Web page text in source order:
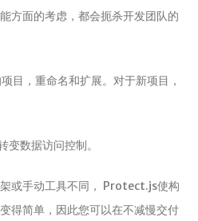
方面的考虑，都会扼杀开发团队的
，重命名和扩展。对于新项目，
数据访问控制。
或手动工具不同， Protect.js使构
得简单，因此您可以在不减慢交付